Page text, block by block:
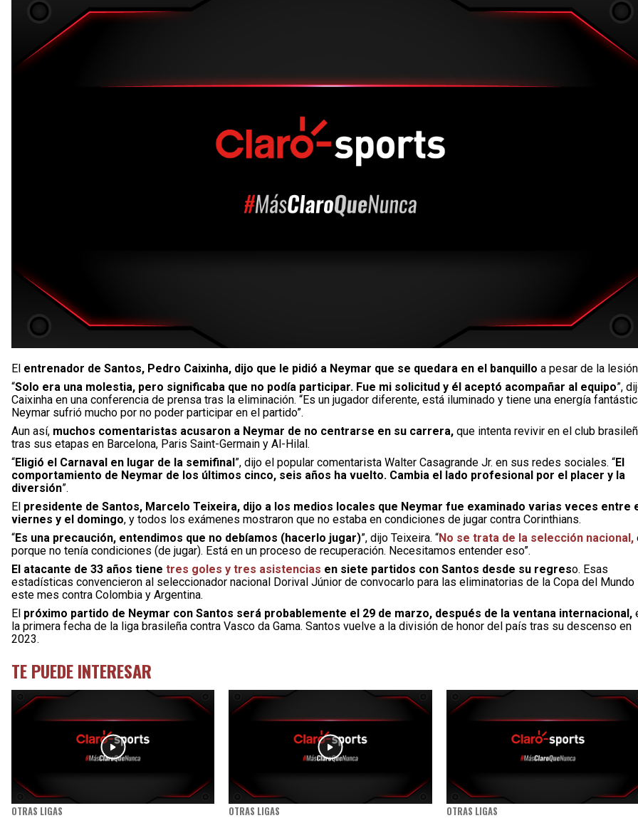
El entrenador de Santos, Pedro Caixinha, dijo que le pidió a Neymar que se quedara en el banquillo a pesar de la
“Solo era una molestia, pero significaba que no podía participar. Fue mi solicitud y él aceptó acompañar al equipo”,
Caixinha en una conferencia de prensa tras la eliminación. “Es un jugador diferente, está iluminado y tiene una energía
Neymar sufrió mucho por no poder participar en el partido”.
Aun así, muchos comentaristas acusaron a Neymar de no centrarse en su carrera, que intenta revivir en el club
tras sus etapas en Barcelona, Paris Saint-Germain y Al-Hilal.
“Eligió el Carnaval en lugar de la semifinal”, dijo el popular comentarista Walter Casagrande Jr. en sus redes sociales. “El
comportamiento de Neymar de los últimos cinco, seis años ha vuelto. Cambia el lado profesional por el placer y la
diversión”.
El presidente de Santos, Marcelo Teixeira, dijo a los medios locales que Neymar fue examinado varias veces entre
viernes y el domingo, y todos los exámenes mostraron que no estaba en condiciones de jugar contra Corinthians.
“Es una precaución, entendimos que no debíamos (hacerlo jugar)”, dijo Teixeira. “No se trata de la selección nacional,
porque no tenía condiciones (de jugar). Está en un proceso de recuperación. Necesitamos entender eso”.
El atacante de 33 años tiene tres goles y tres asistencias en siete partidos con Santos desde su regreso. Esas
estadísticas convencieron al seleccionador nacional Dorival Júnior de convocarlo para las eliminatorias de la Copa del Mundo
este mes contra Colombia y Argentina.
El próximo partido de Neymar con Santos será probablemente el 29 de marzo, después de la ventana internacional,
la primera fecha de la liga brasileña contra Vasco da Gama. Santos vuelve a la división de honor del país tras su descenso en
2023.
TE PUEDE INTERESAR
OTRAS LIGAS OTRAS LIGAS OTRAS LIGAS